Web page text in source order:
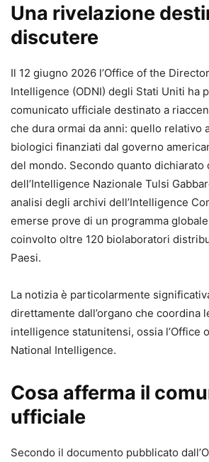
Una rivelazione
discutere
Il 12 giugno 2026 l’Office of the
Intelligence (ODNI) degli Stati Uniti ha
comunicato ufficiale destinato a
che dura ormai da anni: quello relativo
biologici finanziati dal governo
del mondo. Secondo quanto dichiarato
dell’Intelligence Nazionale Tulsi
analisi degli archivi dell’Intelligence
emerse prove di un programma
coinvolto oltre 120 biolaboratori
Paesi.
La notizia è particolarmente
direttamente dall’organo che coordina
intelligence statunitensi, ossia l’Office
National Intelligence.
Cosa afferma il
ufficiale
Secondo il documento pubblicato